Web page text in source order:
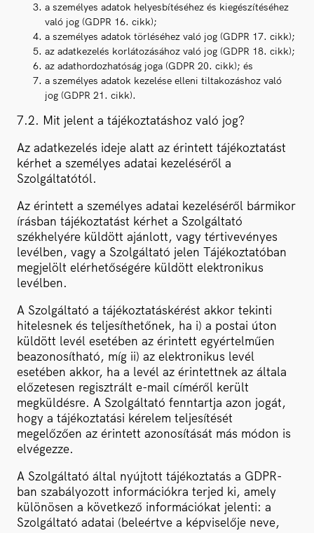
a személyes adatok helyesbítéséhez és kiegészítéséhez
való jog (GDPR 16. cikk);
a személyes adatok törléséhez való jog (GDPR 17. cikk);
az adatkezelés korlátozásához való jog (GDPR 18. cikk);
az adathordozhatóság joga (GDPR 20. cikk); és
a személyes adatok kezelése elleni tiltakozáshoz való
jog (GDPR 21. cikk).
7.2. Mit jelent a tájékoztatáshoz való jog?
Az adatkezelés ideje alatt az érintett tájékoztatást
kérhet a személyes adatai kezeléséről a
Szolgáltatótól.
Az érintett a személyes adatai kezeléséről bármikor
írásban tájékoztatást kérhet a Szolgáltató
székhelyére küldött ajánlott, vagy tértivevényes
levélben, vagy a Szolgáltató jelen Tájékoztatóban
megjelölt elérhetőségére küldött elektronikus
levélben.
A Szolgáltató a tájékoztatáskérést akkor tekinti
hitelesnek és teljesíthetőnek, ha i) a postai úton
küldött levél esetében az érintett egyértelműen
beazonosítható, míg ii) az elektronikus levél
esetében akkor, ha a levél az érintettnek az általa
előzetesen regisztrált e-mail címéről került
megküldésre. A Szolgáltató fenntartja azon jogát,
hogy a tájékoztatási kérelem teljesítését
megelőzően az érintett azonosítását más módon is
elvégezze.
A Szolgáltató által nyújtott tájékoztatás a GDPR-
ban szabályozott információkra terjed ki, amely
különösen a következő információkat jelenti: a
Szolgáltató adatai (beleértve a képviselője neve,